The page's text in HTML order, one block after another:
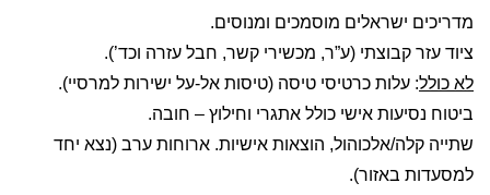
מדריכים ישראלים מוסמכים ומנוסים.
ציוד עזר קבוצתי (ע”ר, מכשירי קשר, חבל עזרה וכד’).
לא כולל: עלות כרטיסי טיסה (טיסות אל-על ישירות למרסיי).
ביטוח נסיעות אישי כולל אתגרי וחילוץ – חובה.
שתייה קלה/אלכוהול, הוצאות אישיות. ארוחות ערב (נצא יחד
למסעדות באזור).